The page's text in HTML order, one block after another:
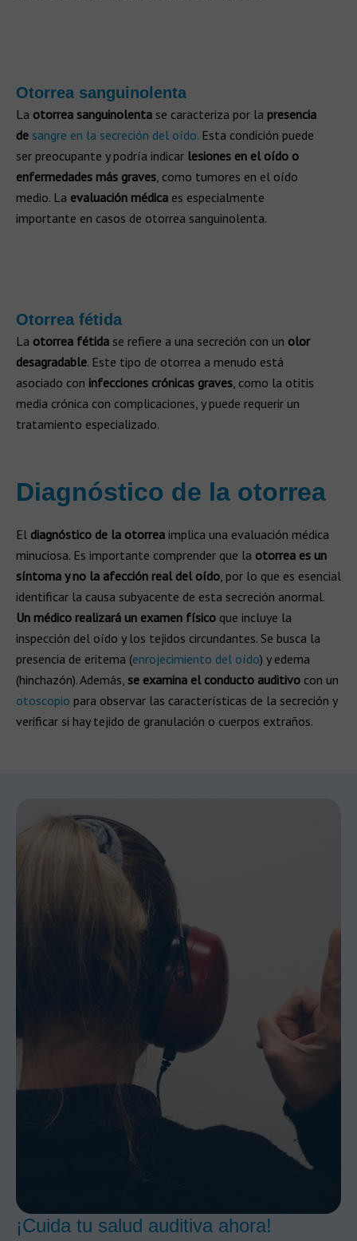
Otorrea sanguinolenta
La otorrea sanguinolenta se caracteriza por la presencia
de sangre en la secreción del oído. Esta condición puede
ser preocupante y podría indicar lesiones en el oído o
enfermedades más graves, como tumores en el oído
medio. La evaluación médica es especialmente
importante en casos de otorrea sanguinolenta.
Otorrea fétida
La otorrea fétida se refiere a una secreción con un olor
desagradable. Este tipo de otorrea a menudo está
asociado con infecciones crónicas graves, como la otitis
media crónica con complicaciones, y puede requerir un
tratamiento especializado.
Diagnóstico de la otorrea
El diagnóstico de la otorrea implica una evaluación médica
minuciosa. Es importante comprender que la otorrea es un
síntoma y no la afección real del oído, por lo que es esencial
identificar la causa subyacente de esta secreción anormal.
Un médico realizará un examen físico que incluye la
inspección del oído y los tejidos circundantes. Se busca la
presencia de eritema (enrojecimiento del oído) y edema
(hinchazón). Además, se examina el conducto auditivo con un
otoscopio para observar las características de la secreción y
verificar si hay tejido de granulación o cuerpos extraños.
¡Cuida tu salud auditiva ahora!